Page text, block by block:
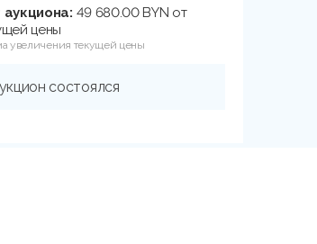
аукциона: 49 680.00 BYN от
цены
увеличения текущей цены
состоялся